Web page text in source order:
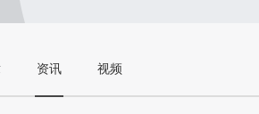
资讯 视频